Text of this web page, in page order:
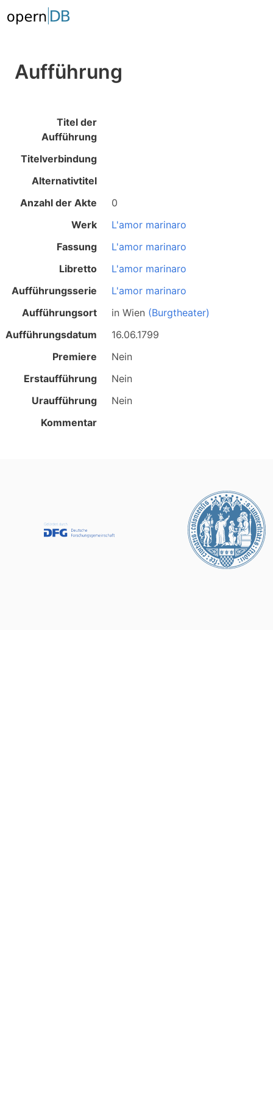
Aufführung
Titel der
Aufführung
Titelverbindung
Alternativtitel
Anzahl der Akte
0
Werk
L'amor marinaro
Fassung
L'amor marinaro
Libretto
L'amor marinaro
Aufführungsserie
L'amor marinaro
Aufführungsort
inWien (Burgtheater)
Aufführungsdatum
16.06.1799
Premiere
Nein
Erstaufführung
Nein
Uraufführung
Nein
Kommentar